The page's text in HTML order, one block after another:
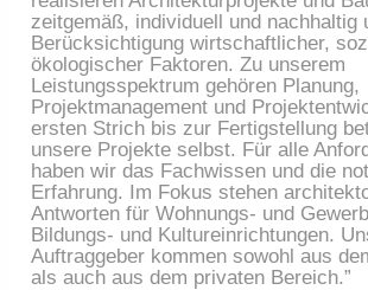
zeitgemäß, individuell und nachhaltig
Berücksichtigung wirtschaftlicher,
ökologischer Faktoren. Zu unserem
Leistungsspektrum gehören Planung,
Projektmanagement und
ersten Strich bis zur Fertigstellung
unsere Projekte selbst. Für alle
haben wir das Fachwissen und die
Erfahrung. Im Fokus stehen
Antworten für Wohnungs- und
Bildungs- und Kultureinrichtungen.
Auftraggeber kommen sowohl aus
als auch aus dem privaten Bereich.”